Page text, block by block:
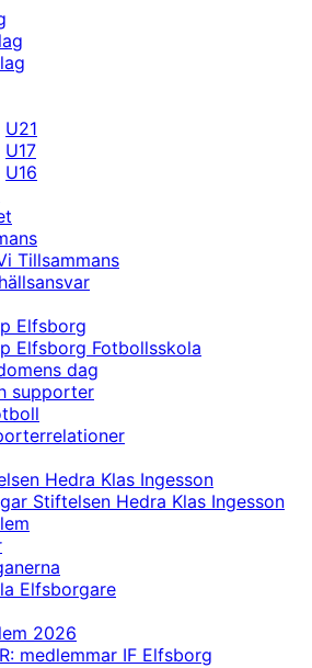
U21
U17
U16
Tillsammans
Elfsborg
Elfsborg Fotbollsskola
dag
supporter
Hedra Klas Ingesson
Stiftelsen Hedra Klas Ingesson
Elfsborgare
2026
medlemmar IF Elfsborg